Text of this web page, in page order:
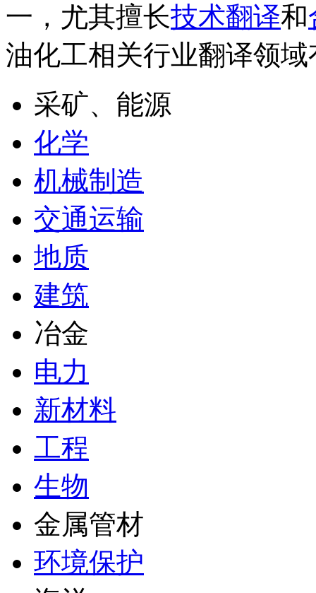
一，尤其擅长技术翻译和
油化工相关行业翻译领域
采矿、能源
化学
机械制造
交通运输
地质
建筑
冶金
电力
新材料
工程
生物
金属管材
环境保护